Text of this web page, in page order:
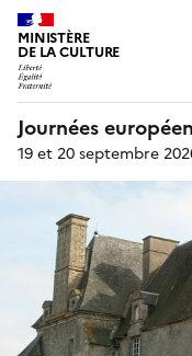
MINISTÈRE
DE LA CULTURE
Journées
19 et 20 septembre